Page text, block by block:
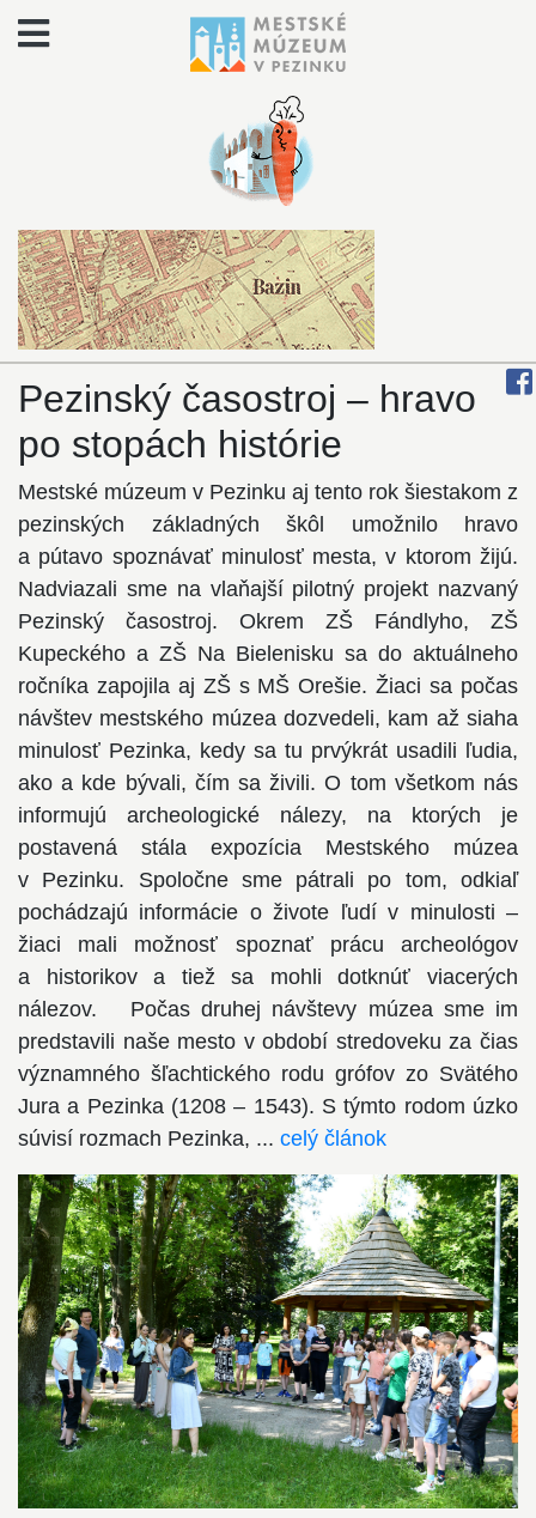
Pezinský časostroj – hravo
po stopách histórie
Mestské múzeum v Pezinku aj tento rok šiestakom z
pezinských základných škôl umožnilo hravo
a pútavo spoznávať minulosť mesta, v ktorom žijú.
Nadviazali sme na vlaňajší pilotný projekt nazvaný
Pezinský časostroj. Okrem ZŠ Fándlyho, ZŠ
Kupeckého a ZŠ Na Bielenisku sa do aktuálneho
ročníka zapojila aj ZŠ s MŠ Orešie. Žiaci sa počas
návštev mestského múzea dozvedeli, kam až siaha
minulosť Pezinka, kedy sa tu prvýkrát usadili ľudia,
ako a kde bývali, čím sa živili. O tom všetkom nás
informujú archeologické nálezy, na ktorých je
postavená stála expozícia Mestského múzea
v Pezinku. Spoločne sme pátrali po tom, odkiaľ
pochádzajú informácie o živote ľudí v minulosti –
žiaci mali možnosť spoznať prácu archeológov
a historikov a tiež sa mohli dotknúť viacerých
nálezov. Počas druhej návštevy múzea sme im
predstavili naše mesto v období stredoveku za čias
významného šľachtického rodu grófov zo Svätého
Jura a Pezinka (1208 – 1543). S týmto rodom úzko
súvisí rozmach Pezinka, ... celý článok